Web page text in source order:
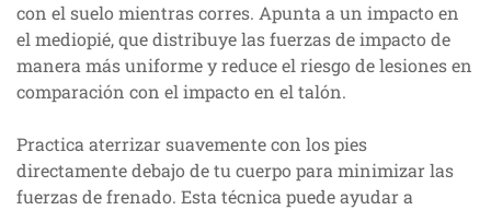
con el suelo mientras corres. Apunta a un impacto en
el mediopié, que distribuye las fuerzas de impacto de
manera más uniforme y reduce el riesgo de lesiones en
comparación con el impacto en el talón.
Practica aterrizar suavemente con los pies
directamente debajo de tu cuerpo para minimizar las
fuerzas de frenado. Esta técnica puede ayudar a